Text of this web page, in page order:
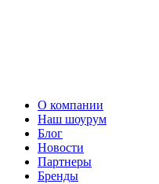
О компании
Наш шоурум
Блог
Новости
Партнеры
Бренды